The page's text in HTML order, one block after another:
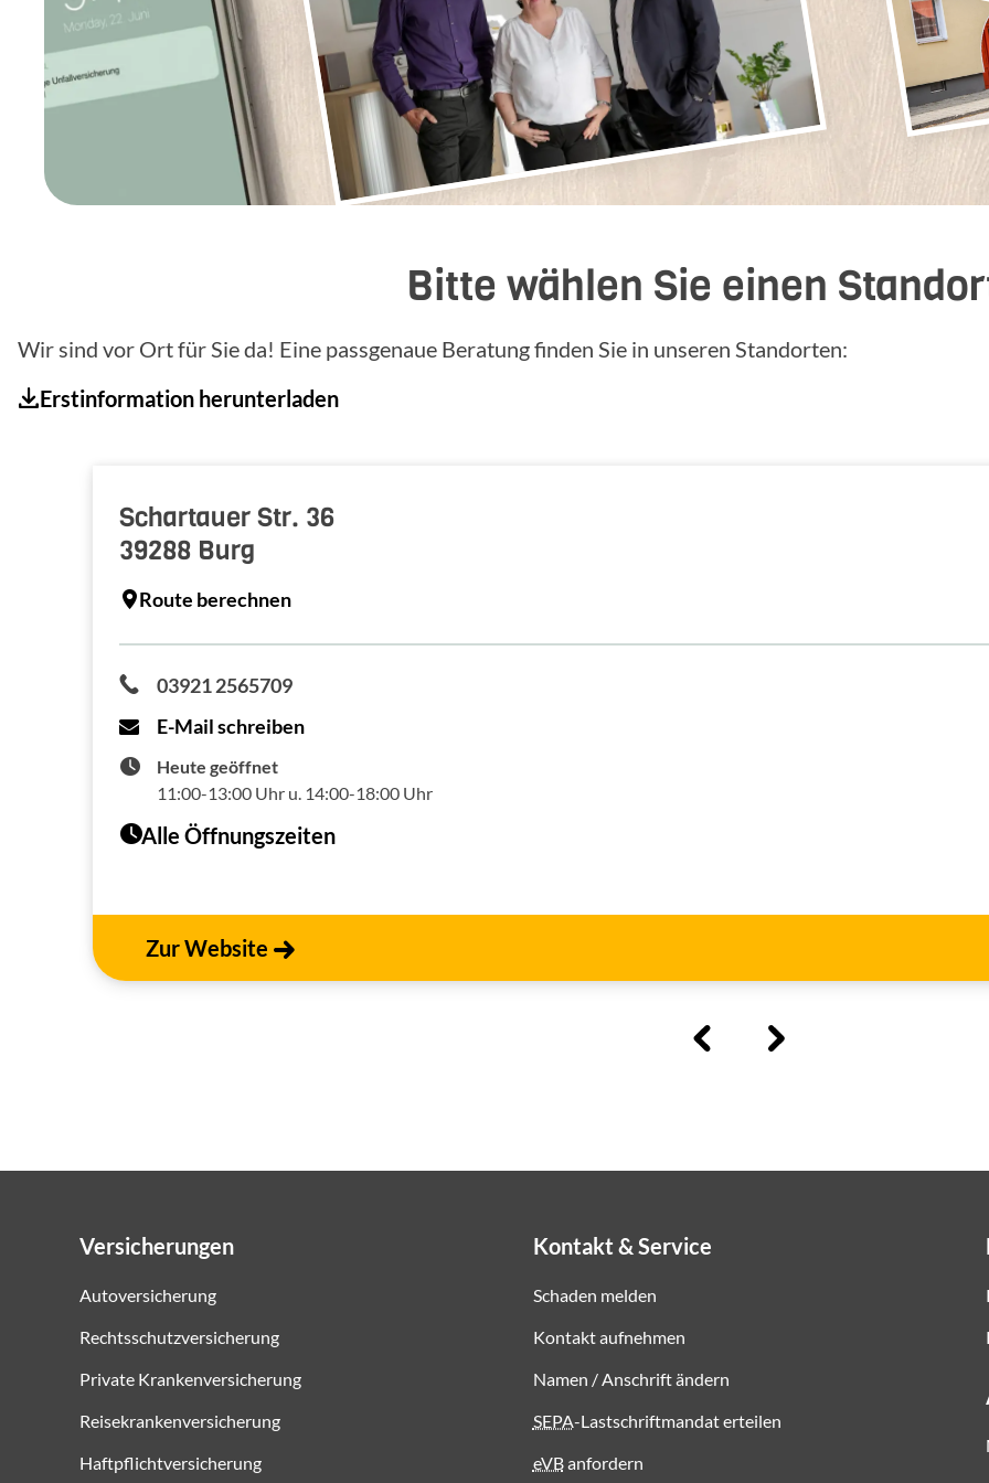
Bitte wählen Sie einen
Wir sind vor Ort für Sie da! Eine passgenaue Beratung finden Sie in unseren Standorten:
Erstinformation herunterladen
Schartauer Str. 36
39288 Burg
Route berechnen
03921 2565709
E-Mail schreiben
Heute geöffnet
11:00-13:00 Uhr u. 14:00-18:00 Uhr
Alle Öffnungszeiten
Zur Website
Versicherungen
Autoversicherung
Rechtsschutzversicherung
Private Krankenversicherung
Reisekrankenversicherung
Haftpflichtversicherung
Kontakt & Service
Schaden melden
Kontakt aufnehmen
Namen / Anschrift ändern
SEPA-Lastschriftmandat erteilen
eVBanfordern